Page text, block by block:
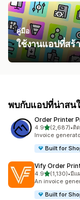
คู่มือ
ใช้งานแอปที่สร้
พบกับแอปที่น่าสน
Order Printer
4.9เต็ม 5 ดาว
(2,687)
ทั้งหมด 2687 รีวิว
•ติ
Invoice
Built for
Vify Order
4.9เต็ม 5 ดาว
(1,130)
ทั้งหมด 1130 รีวิว
•มีแ
An invoice
Built for